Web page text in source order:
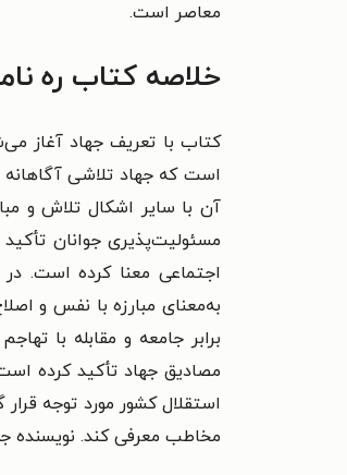
معاصر است.
خلاصه کتاب ره
کتاب با تعریف جهاد آغاز
است که جهاد تلاشی
آن با سایر اشکال تلاش و
مسئولیت‌پذیری جوانان
اجتماعی معنا کرده است.
به‌معنای مبارزه با نفس و
برابر جامعه و مقابله با
مصادیق جهاد تأکید کرده
استقلال کشور مورد توجه
مخاطب معرفی کند. نویسنده